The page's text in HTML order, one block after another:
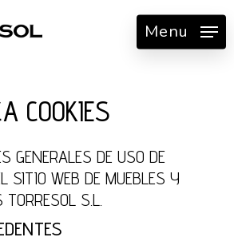
Menu
COOKIES
GENERALES DE USO DE
SITIO WEB DE MUEBLES Y
S.L.